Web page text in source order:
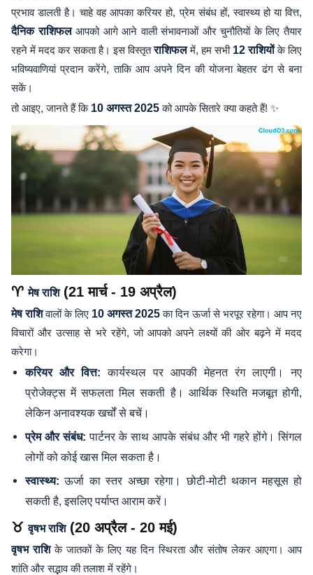
प्रभाव डालती है। चाहे वह आपका करियर हो, प्रेम संबंध हों, स्वास्थ्य हो या वित्त,
दैनिक राशिफलआपको आगे आने वाली संभावनाओं और चुनौतियों के लिए तैयार
रहने में मदद कर सकता है। इस विस्तृतराशिफलमें, हम सभी 12 राशियोंके लिए
भविष्यवाणियां प्रदान करेंगे, ताकि आप अपने दिन की योजना बेहतर ढंग से बना
सकें।
तो आइए, जानते हैं कि 10 अगस्त 2025को आपके सितारे क्या कहते हैं! ✨
♈मेष राशि(21 मार्च - 19 अप्रैल)
मेष राशिवालों के लिए 10 अगस्त 2025का दिन ऊर्जा से भरपूर रहेगा। आप नए
विचारों और उत्साह से भरे रहेंगे, जो आपको अपने लक्ष्यों की ओर बढ़ने में मदद
करेगा।
करियर और वित्त: कार्यस्थल पर आपकी मेहनत रंग लाएगी। नए
प्रोजेक्ट्स में सफलता मिल सकती है। आर्थिक स्थिति मजबूत होगी,
लेकिन अनावश्यक खर्चों से बचें।
प्रेम और संबंध: पार्टनर के साथ आपके संबंध और भी गहरे होंगे। सिंगल
लोगों को कोई खास मिल सकता है।
स्वास्थ्य: ऊर्जा का स्तर अच्छा रहेगा। छोटी-मोटी थकान महसूस हो
सकती है, इसलिए पर्याप्त आराम करें।
♉वृषभ राशि(20 अप्रैल - 20 मई)
वृषभ राशिके जातकों के लिए यह दिन स्थिरता और संतोष लेकर आएगा। आप
शांति और सद्भाव की तलाश में रहेंगे।